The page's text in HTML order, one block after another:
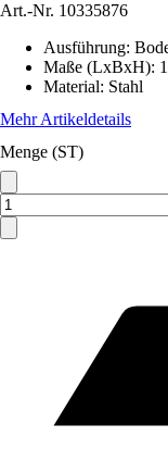
Art.-Nr. 10335876
Ausführung:
Maße (LxBxH):
Material: Stahl
Mehr Artikeldetails
Menge (ST)